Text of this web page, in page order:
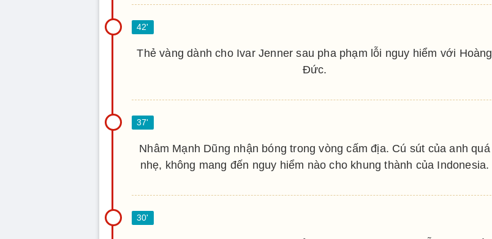
Thẻ vàng dành cho Ivar Jenner sau pha phạm lỗi nguy hiểm với Hoàng
Đức.
Nhâm Mạnh Dũng nhận bóng trong vòng cấm địa. Cú sút của anh quá
nhẹ, không mang đến nguy hiểm nào cho khung thành của Indonesia.